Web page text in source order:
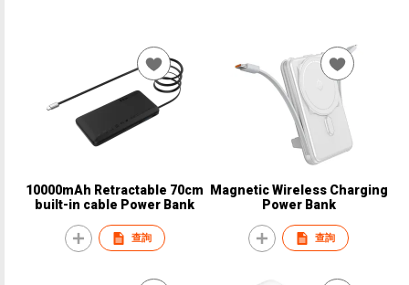
10000mAh Retractable 70cm
built-in cable Power Bank
查詢
Magnetic Wireless Charging
Power Bank
查詢